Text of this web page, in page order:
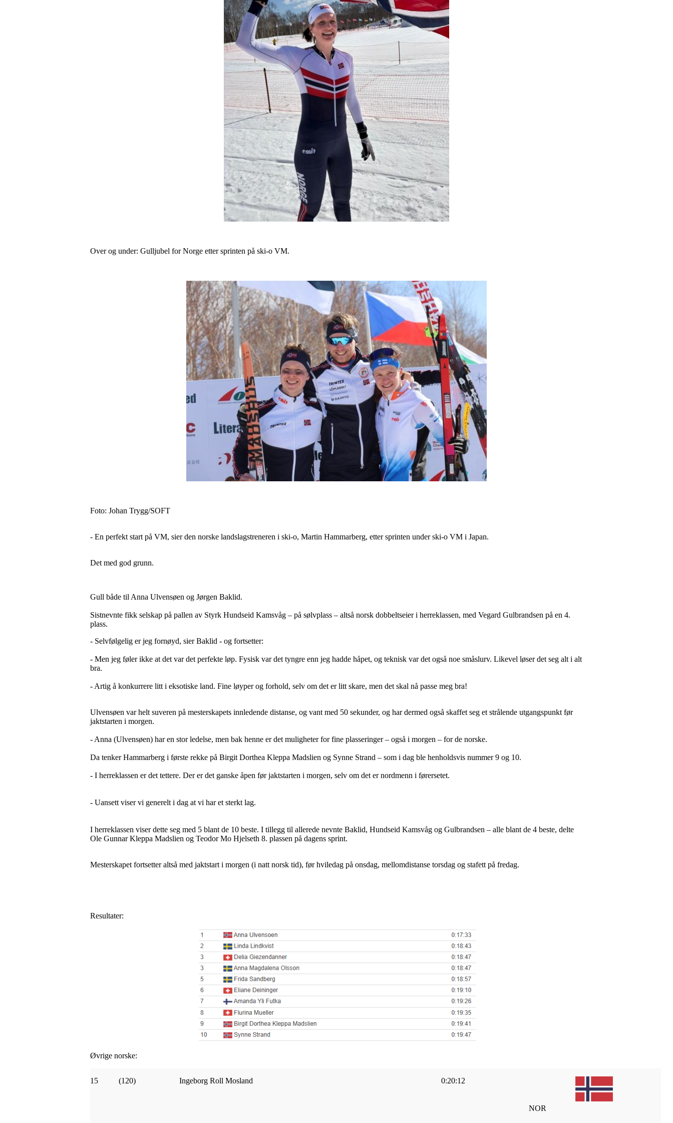
Over og under: Gulljubel for Norge etter sprinten på ski-o VM.
Foto: Johan Trygg/SOFT
- En perfekt start på VM, sier den norske landslagstreneren i ski-o, Martin Hammarberg, etter sprinten under ski-o VM i Japan.
Det med god grunn.
Gull både til Anna Ulvensøen og Jørgen Baklid.
Sistnevnte fikk selskap på pallen av Styrk Hundseid Kamsvåg – på sølvplass – altså norsk dobbeltseier i herreklassen, med Vegard Gulbrandsen på en 4.
plass.
- Selvfølgelig er jeg fornøyd, sier Baklid - og fortsetter:
- Men jeg føler ikke at det var det perfekte løp. Fysisk var det tyngre enn jeg hadde håpet, og teknisk var det også noe småslurv. Likevel løser det seg alt i alt
bra.
- Artig å konkurrere litt i eksotiske land. Fine løyper og forhold, selv om det er litt skare, men det skal nå passe meg bra!
Ulvensøen var helt suveren på mesterskapets innledende distanse, og vant med 50 sekunder, og har dermed også skaffet seg et strålende utgangspunkt før
jaktstarten i morgen.
- Anna (Ulvensøen) har en stor ledelse, men bak henne er det muligheter for fine plasseringer – også i morgen – for de norske.
Da tenker Hammarberg i første rekke på Birgit Dorthea Kleppa Madslien og Synne Strand – som i dag ble henholdsvis nummer 9 og 10.
- I herreklassen er det tettere. Der er det ganske åpen før jaktstarten i morgen, selv om det er nordmenn i førersetet.
- Uansett viser vi generelt i dag at vi har et sterkt lag.
I herreklassen viser dette seg med 5 blant de 10 beste. I tillegg til allerede nevnte Baklid, Hundseid Kamsvåg og Gulbrandsen – alle blant de 4 beste, delte
Ole Gunnar Kleppa Madslien og Teodor Mo Hjelseth 8. plassen på dagens sprint.
Mesterskapet fortsetter altså med jaktstart i morgen (i natt norsk tid), før hviledag på onsdag, mellomdistanse torsdag og stafett på fredag.
Resultater:
Øvrige norske:
15 (120) Ingeborg Roll Mosland 0:20:12
NOR